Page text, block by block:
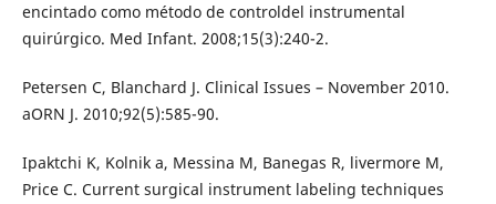
encintado como método de controldel instrumental
quirúrgico. Med Infant. 2008;15(3):240-2.
Petersen C, Blanchard J. Clinical Issues – November 2010.
aORN J. 2010;92(5):585-90.
Ipaktchi K, Kolnik a, Messina M, Banegas R, livermore M,
Price C. Current surgical instrument labeling techniques